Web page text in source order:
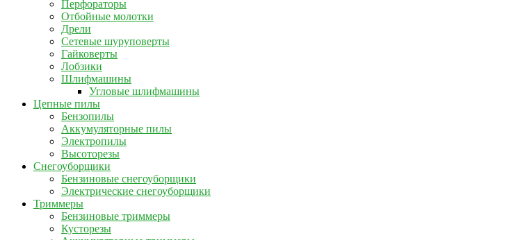
Перфораторы
Отбойные молотки
Дрели
Сетевые шуруповерты
Гайковерты
Лобзики
Шлифмашины
Угловые шлифмашины
Цепные пилы
Бензопилы
Аккумуляторные пилы
Электропилы
Высоторезы
Снегоуборщики
Бензиновые снегоуборщики
Электрические снегоуборщики
Триммеры
Бензиновые триммеры
Кусторезы